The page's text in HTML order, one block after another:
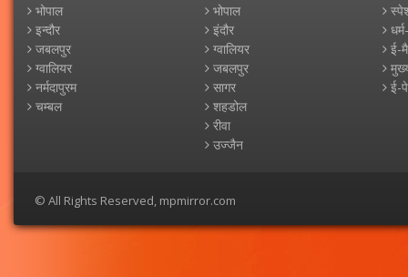
भोपाल
इन्दौर
जबलपुर
ग्वालियर
नर्मदापुरम
चम्बल
भोपाल
इंदौर
ग्वालियर
जबलपुर
सागर
शहडोल
रीवा
उज्जैन
ई-
ई-
© All Rights Reserved, mpmirror.com